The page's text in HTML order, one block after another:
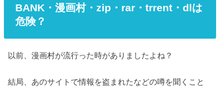
BANK・漫画村・zip・rar・trrent・dlは
危険？
以前、漫画村が流行った時がありましたよね？
結局、あのサイトで情報を盗まれたなどの噂を聞くこと